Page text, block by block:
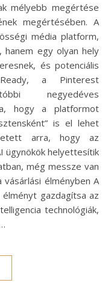
megértésében. A
média platform,
hanem egy olyan hely
és potenciális
a Pinterest
negyedéves
hogy a platformot
is el lehet
arra, hogy az
ügynökök helyettesítik
még messze van
élményben A
gazdagítsa az
technológiák,